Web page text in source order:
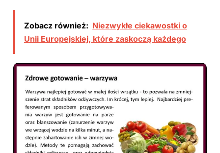
Zobacz również: Niezwykłe ciekawostki o
Unii Europejskiej, które zaskoczą każdego